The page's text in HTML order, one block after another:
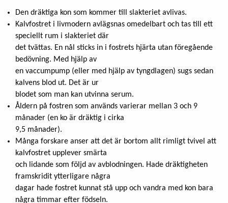
Den dräktiga kon som kommer till slakteriet avlivas.
Kalvfostret i livmodern avlägsnas omedelbart och tas till ett
speciellt rum i slakteriet där
det tvättas. En nål sticks in i fostrets hjärta utan föregående
bedövning. Med hjälp av
en vaccumpump (eller med hjälp av tyngdlagen) sugs sedan
kalvens blod ut. Det är ur
blodet som man kan utvinna serum.
Åldern på fostren som används varierar mellan 3 och 9
månader (en ko är dräktig i cirka
9,5 månader).
Många forskare anser att det är bortom allt rimligt tvivel att
kalvfostret upplever smärta
och lidande som följd av avblodningen. Hade dräktigheten
framskridit ytterligare några
dagar hade fostret kunnat stå upp och vandra med kon bara
några timmar efter födseln.